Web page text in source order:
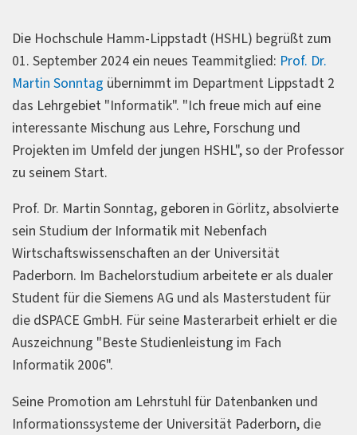
Die Hochschule Hamm-Lippstadt (HSHL) begrüßt zum
01. September 2024 ein neues Teammitglied: Prof. Dr.
Martin Sonntag übernimmt im Department Lippstadt 2
das Lehrgebiet "Informatik". "Ich freue mich auf eine
interessante Mischung aus Lehre, Forschung und
Projekten im Umfeld der jungen HSHL", so der Professor
zu seinem Start.
Prof. Dr. Martin Sonntag, geboren in Görlitz, absolvierte
sein Studium der Informatik mit Nebenfach
Wirtschaftswissenschaften an der Universität
Paderborn. Im Bachelorstudium arbeitete er als dualer
Student für die Siemens AG und als Masterstudent für
die dSPACE GmbH. Für seine Masterarbeit erhielt er die
Auszeichnung "Beste Studienleistung im Fach
Informatik 2006".
Seine Promotion am Lehrstuhl für Datenbanken und
Informationssysteme der Universität Paderborn, die